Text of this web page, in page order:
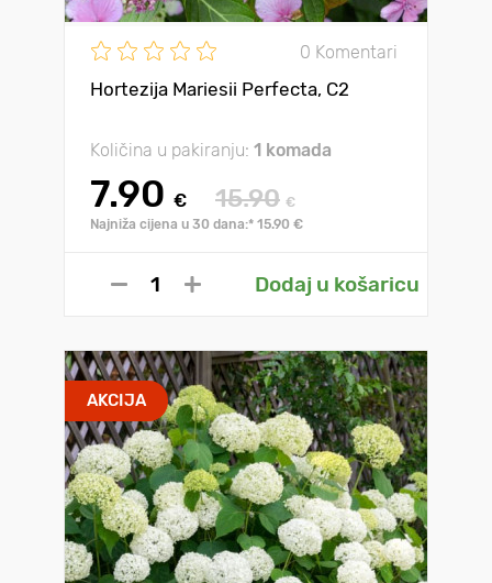
0 Komentari
Hortezija Mariesii Perfecta, C2
Količina u pakiranju: 1 komada
7.90 € 15.90 €
Najniža cijena u 30 dana:* 15.90 €
Dodaj u košaricu
AKCIJA